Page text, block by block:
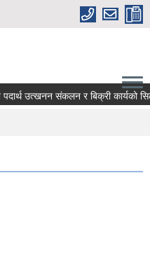
उत्खनन संकलन र बिक्री कार्यको